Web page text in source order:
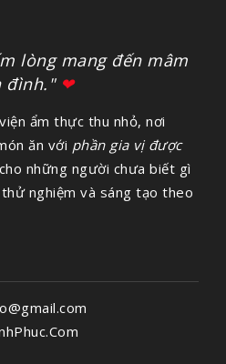
lòng mang đến mâm
đình." ❤
ẩm thực thu nhỏ, nơi
ăn với phần gia vị được
những người chưa biết gì
nghiệm và sáng tạo theo